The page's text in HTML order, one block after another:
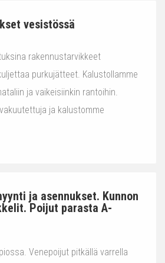
vesistössä
rakennustarvikkeet
purkujätteet. Kalustollamme
ja vaikeisiinkin rantoihin.
ja kalustomme
ja asennukset. Kunnon
Poijut parasta A-
Venepoijut pitkällä varrella